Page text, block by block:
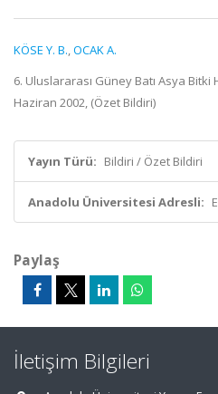
KÖSE Y. B.,OCAK A.
6. Uluslararası Güney Batı Asya Bitki
Haziran 2002, (Özet Bildiri)
Yayın Türü: Bildiri / Özet Bildiri
Anadolu Üniversitesi Adresli:
Paylaş
İletişim Bilgileri